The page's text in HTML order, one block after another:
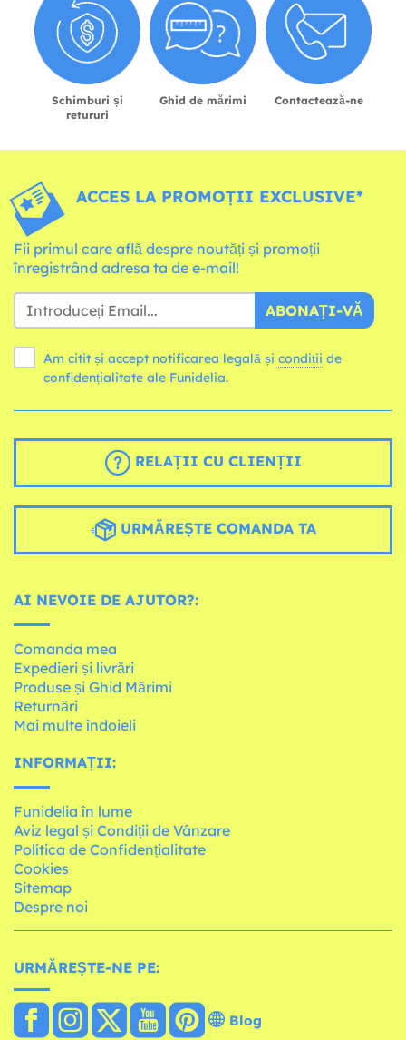
Schimburi și
retururi
Ghid de mărimi Contactează-ne
ACCES LA PROMOȚII EXCLUSIVE*
Fii primul care află despre noutăți și promoții
înregistrând adresa ta de e-mail!
ABONAȚI-VĂ
Am citit și accept notificarea legală și condiții
confidențialitate ale Funidelia.
RELAȚII CU CLIENȚII
URMĂREȘTE COMANDA TA
AI NEVOIE DE AJUTOR?:
Comanda mea
Expedieri și livrări
Produse și Ghid Mărimi
Returnări
Mai multe îndoieli
INFORMAȚII:
Funidelia în lume
Aviz legal și Condiții de Vânzare
Política de Confidențialitate
Cookies
Sitemap
Despre noi
URMĂREȘTE-NE PE:
Blog